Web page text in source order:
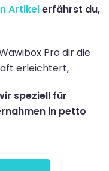
Artikelerfährst du,
Pro dir die
erleichtert,
speziell für
in petto